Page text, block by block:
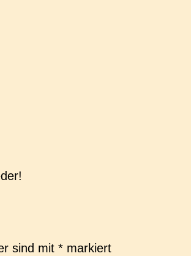
sind mit * markiert